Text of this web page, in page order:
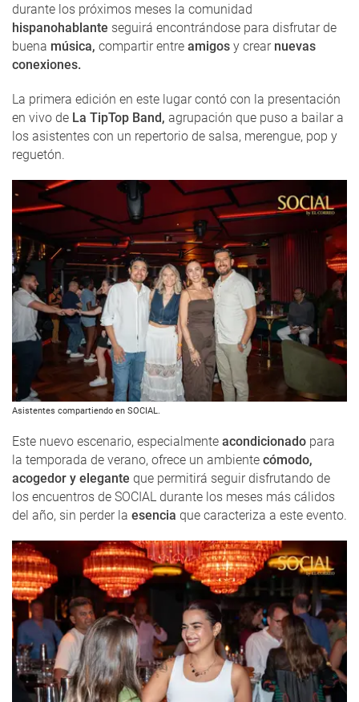
durante los próximos meses la comunidad
hispanohablante seguirá encontrándose para disfrutar de
buena música, compartir entre amigos y crear nuevas
conexiones.
La primera edición en este lugar contó con la presentación
en vivo de La TipTop Band, agrupación que puso a bailar a
los asistentes con un repertorio de salsa, merengue, pop y
reguetón.
Asistentes compartiendo en SOCIAL.
Este nuevo escenario, especialmente acondicionado para
la temporada de verano, ofrece un ambiente cómodo,
acogedor y elegante que permitirá seguir disfrutando de
los encuentros de SOCIAL durante los meses más cálidos
del año, sin perder la esencia que caracteriza a este evento.